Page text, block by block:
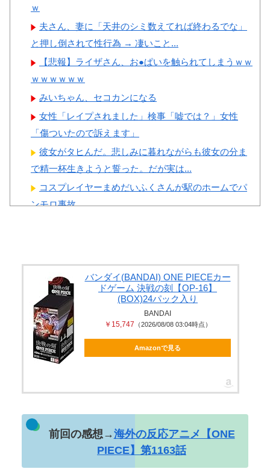
ｗ
夫さん、妻に「天井のシミ数えてれば終わるでな」
と押し倒されて性行為 → 凄いこと...
【悲報】ライザさん、お●ぱいを触られてしまうｗｗ
ｗｗｗｗｗｗ
みいちゃん、セコカンになる
女性「レイプされました」検事「嘘では？」女性
「傷ついたので訴えます」
彼女がタヒんだ。悲しみに暮れながらも彼女の分ま
で精一杯生きようと誓った。だが実は...
コスプレイヤーまめだいふくさんが駅のホームでパ
ンモロ事故
【画像】 イケおじ(54)、JK10人とハメ撮り770本撮っ
て逮捕ｗｗｗｗｗｗｗ
Powered by livedoor 相互RSS
バンダイ(BANDAI) ONE PIECEカー
ドゲーム 決戦の刻【OP-16】
(BOX)24パック入り
BANDAI
￥15,747 （2026/08/08 03:04時点）
Amazonで見る
前回の感想→海外の反応アニメ【ONE
PIECE】第1163話